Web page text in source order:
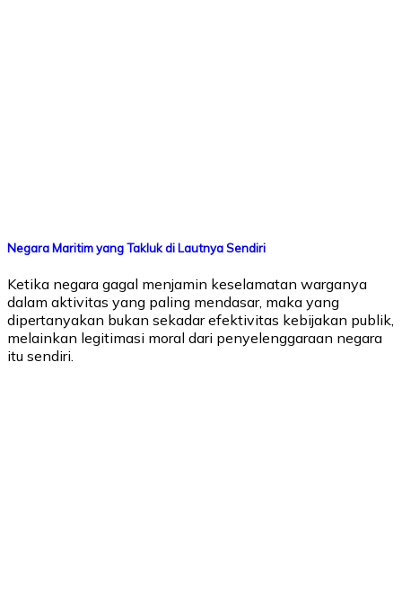
Negara Maritim yang Takluk di Lautnya Sendiri
Ketika negara gagal menjamin keselamatan warganya
dalam aktivitas yang paling mendasar, maka yang
dipertanyakan bukan sekadar efektivitas kebijakan publik,
melainkan legitimasi moral dari penyelenggaraan negara
itu sendiri.